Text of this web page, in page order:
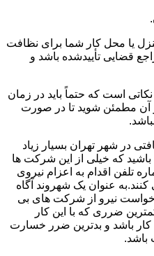
یا محل کار شما برای نظافت
قضایی تأییدشده باشد و
است که حتماً باید در زمان
مطمئن شوید تا در صورت
در شهر تهران بسیار زیاد
باشید که خیلی از این شرکت ها
تلفن اقدام به اعزام نیروی
عنوان یک شهروند آگاه
نیرو از شرکت های بی
ضرری که با این کار
کار باشد و بدترین ضرر خسارت
باشد.